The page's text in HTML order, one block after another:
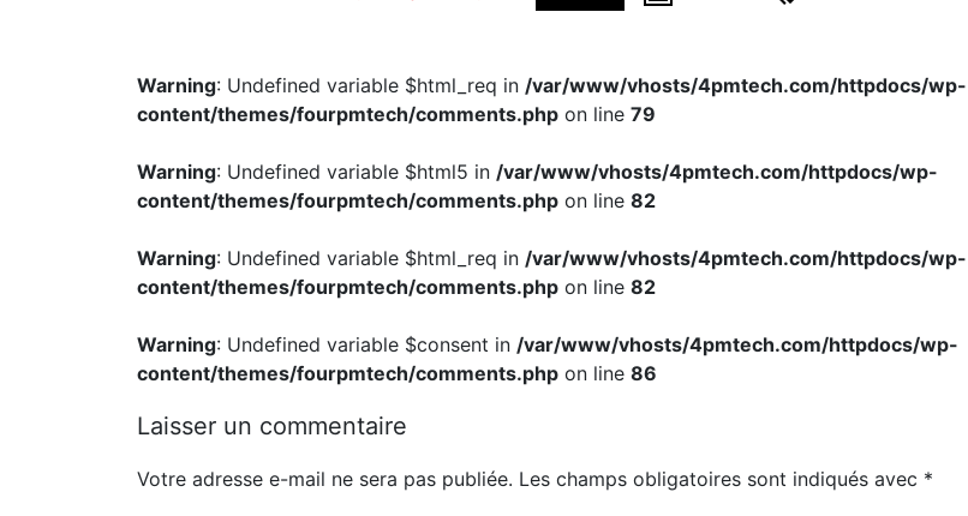
content/themes/fourpmtech/comments.phpon line
Laisser un commentaire
Votre adresse e-mail ne sera pas publiée. Les champs obligatoires sont indiqués avec
Warning: Undefined array key "url" in/var/www/vhosts/4pmtech.com/httpdocs/wp-